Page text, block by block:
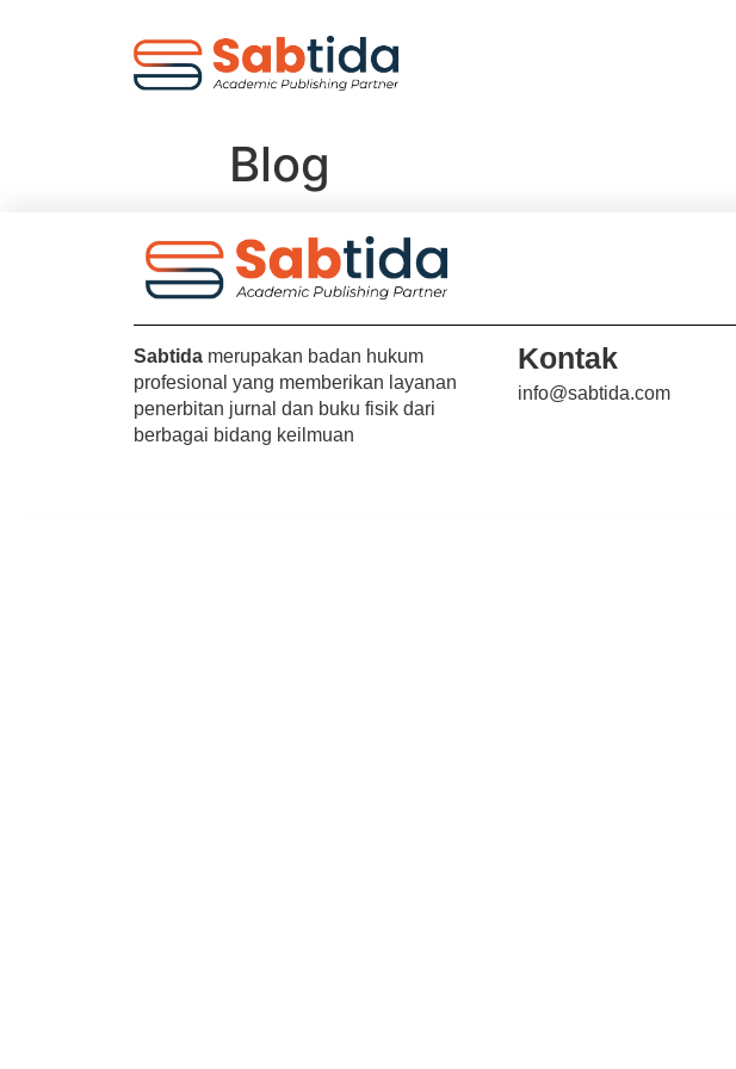
Blog
Sabtida merupakan badan hukum
profesional yang memberikan layanan
penerbitan jurnal dan buku fisik dari
berbagai bidang keilmuan
Kontak
info@sabtida.com